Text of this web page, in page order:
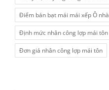
Điểm bán bạt mái mái xếp Ô nhà
Định mức nhân công lợp mái tôn
Đơn giá nhân công lợp mái tôn